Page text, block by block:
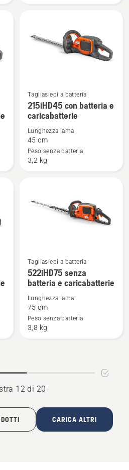
Vedi
maggiori
dettagli
su
215iHD45
con
Tagliasiepi a batteria
215iHD45 con batteria e
caricabatterie
Lunghezza lama
45 cm
Peso senza batteria
3,2 kg
Vedi
maggiori
dettagli
su
522iHD75
senza
Tagliasiepi a batteria
522iHD75 senza
batteria e caricabatterie
Lunghezza lama
75 cm
Peso senza batteria
3,8 kg
12 di 20
CARICA ALTRI